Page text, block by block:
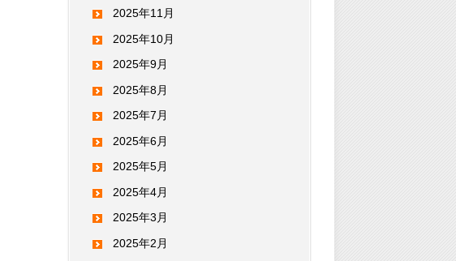
2025年11月
2025年10月
2025年9月
2025年8月
2025年7月
2025年6月
2025年5月
2025年4月
2025年3月
2025年2月